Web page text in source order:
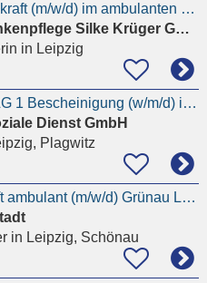
Hauswirtschaftskraft (m/w/d) im ambulanten Dienst (30 Stunden/Woche)
Häusliche Krankenpflege Silke Krüger GmbH
in Leipzig
Pflegekraft mit LG 1 Bescheinigung (w/m/d) in Teilzeit ambulant
Dienst GmbH
Plagwitz
AWO Pflegekraft ambulant (m/w/d) Grünau Lindenau
in Leipzig, Schönau